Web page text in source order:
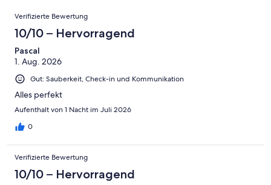
Okay
Schlecht
Bewertung
von
Ungenügend
Bewertungen
Verifizierte Bewertung
10/10 – Hervorragend
Pascal
1. Aug. 2026
Gut: Sauberkeit, Check-in und Kommunikation
Alles perfekt
Aufenthalt von 1 Nacht im Juli 2026
0
Verifizierte Bewertung
10/10 – Hervorragend